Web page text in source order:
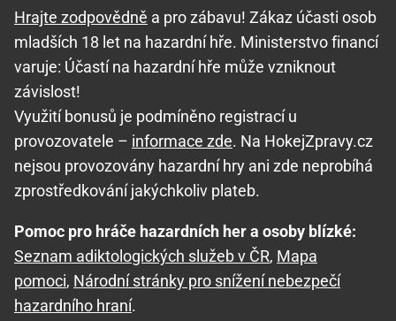
Hrajte zodpovědně a pro zábavu! Zákaz účasti osob
mladších 18 let na hazardní hře. Ministerstvo financí
varuje: Účastí na hazardní hře může vzniknout
závislost!
Využití bonusů je podmíněno registrací u
provozovatele – informace zde. Na HokejZpravy.cz
nejsou provozovány hazardní hry ani zde neprobíhá
zprostředkování jakýchkoliv plateb.
Pomoc pro hráče hazardních her a osoby blízké:
Seznam adiktologických služeb v ČR, Mapa
pomoci, Národní stránky pro snížení nebezpečí
hazardního hraní.